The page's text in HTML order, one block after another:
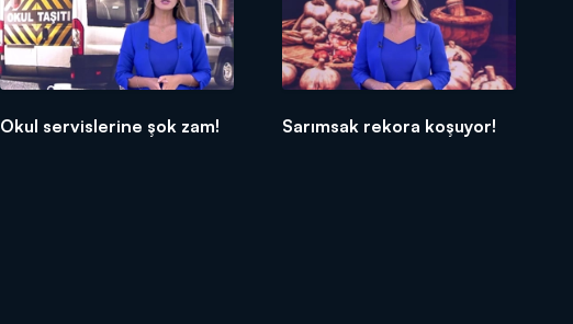
Okul servislerine şok zam! Sarımsak rekora koşuyor!